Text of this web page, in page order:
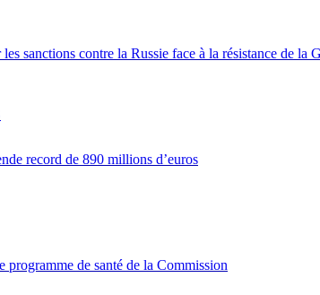
sanctions contre la Russie face à la résistance de la
record de 890 millions d’euros
programme de santé de la Commission